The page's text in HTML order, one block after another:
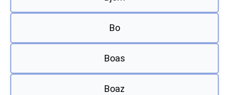
Bo
Boas
Boaz